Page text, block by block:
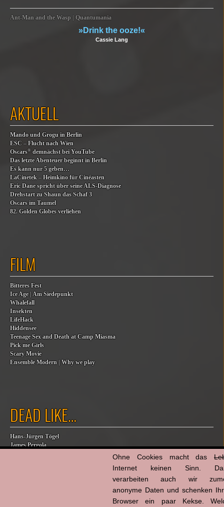
Ant-Man and the Wasp | Quantumania
»Drink the ooze!«
Cassie Lang
AKTUELL
Mando und Grogu in Berlin
ESC – Flucht nach Wien
Oscars® demnächst bei YouTube
Das letzte Abenteuer beginnt in Berlin
Es kann nur 5 geben…
LaCinetek – Heimkino für Cinéasten
Eric Dane spricht über seine ALS-Diagnose
Drehstart zu Shaun das Schaf 3
Oscars im Taumel
82. Golden Globes verliehen
FILM
Bitteres Fest
Ice Age | Am Siedepunkt
Whalefall
Insekten
LifeHack
Hiddensee
Teenage Sex and Death at Camp Miasma
Pick me Girls
Scary Movie
Ensemble Modern | Why we play
DEAD LIKE…
Hans-Jürgen Tögel
James Pergola
Ohne Cookies macht das
Internet keinen Sinn.
verarbeiten auch wir
anonyme Daten und schenken
Browser ein paar Kekse.